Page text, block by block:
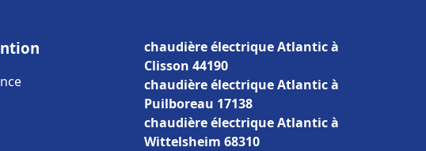
chaudière électrique Atlantic à
Clisson 44190
chaudière électrique Atlantic à
Puilboreau 17138
chaudière électrique Atlantic à
Wittelsheim 68310